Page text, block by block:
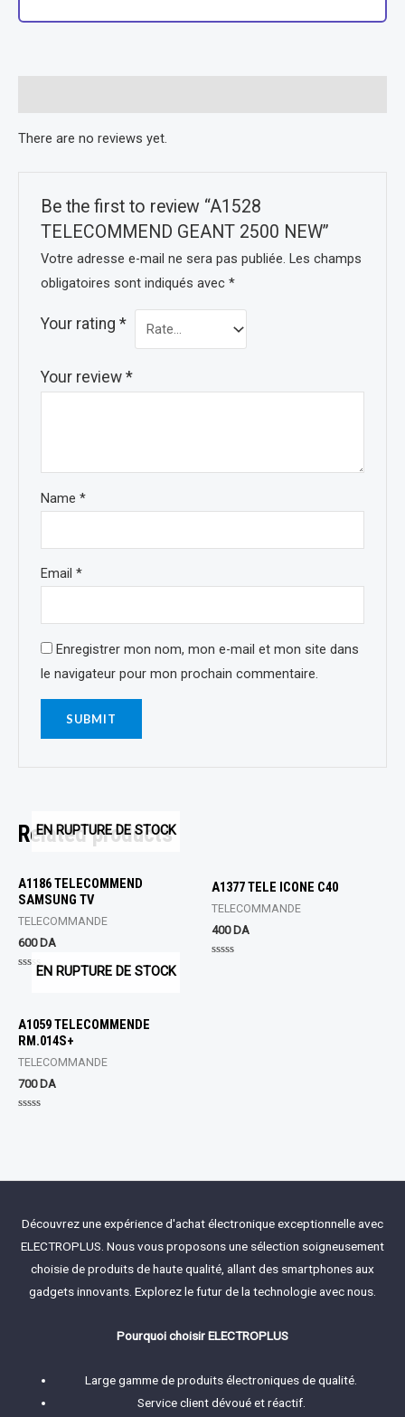
There are no reviews yet.
Be the first to review “A1528
TELECOMMEND GEANT 2500 NEW”
Votre adresse e-mail ne sera pas publiée. Les champs
obligatoires sont indiqués avec*
Your rating*
Your review*
Name*
Email*
Enregistrer mon nom, mon e-mail et mon site dans
le navigateur pour mon prochain commentaire.
Related products
EN RUPTURE DE STOCK
A1186 TELECOMMEND
SAMSUNG TV
TELECOMMANDE
600DA
Rated
5
A1377 TELE ICONE C40
TELECOMMANDE
400DA
EN RUPTURE DE STOCK
A1059 TELECOMMENDE
RM.014S+
TELECOMMANDE
700DA
Découvrez une expérience d'achat électronique exceptionnelle avec
ELECTROPLUS. Nous vous proposons une sélection soigneusement
choisie de produits de haute qualité, allant des smartphones aux
gadgets innovants. Explorez le futur de la technologie avec nous.
Pourquoi choisir ELECTROPLUS
Large gamme de produits électroniques de qualité.
Service client dévoué et réactif.